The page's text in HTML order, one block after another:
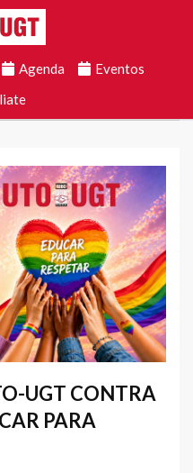
Agenda
Eventos
UGT CONTRA
PARA